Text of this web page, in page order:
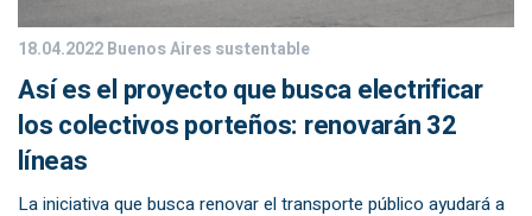
18.04.2022Buenos Aires sustentable
Así es el proyecto que busca electrificar
los colectivos porteños: renovarán 32
líneas
La iniciativa que busca renovar el transporte público ayudará a